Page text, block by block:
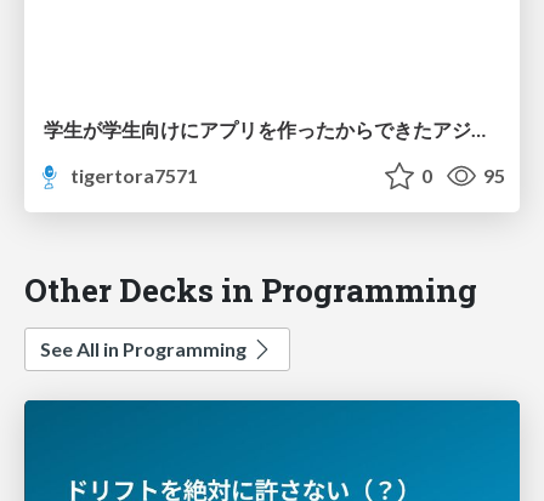
学生が学生向けにアプリを作ったからできたアジャイル開発 | Agile Japan 2024
tigertora7571
0 95
Other Decks in Programming
See All in Programming